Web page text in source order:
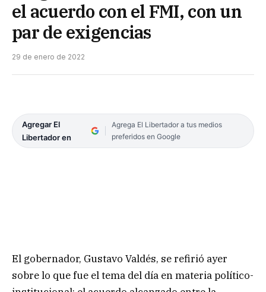
el acuerdo con el FMI, con un
par de exigencias
29 de enero de 2022
Agregar El
Libertador en
Agrega El Libertador a tus medios
preferidos en Google
El gobernador, Gustavo Valdés, se refirió ayer
sobre lo que fue el tema del día en materia político-